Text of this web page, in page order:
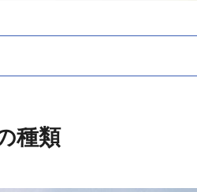
種類